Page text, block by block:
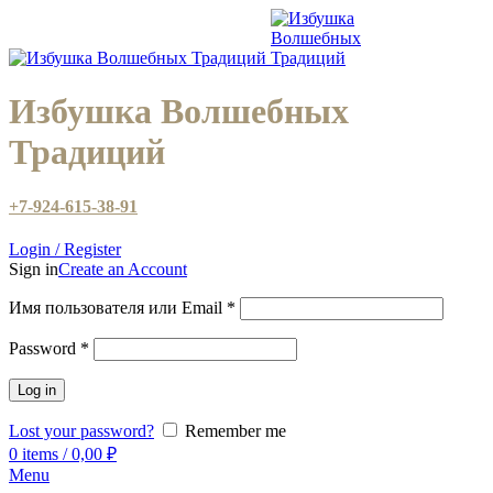
Избушка Волшебных
Традиций
+7-924-615-38-91
Login / Register
Sign inCreate an Account
Имя пользователя или Email *
Password *
Log in
Lost your password?
Remember me
0 items / 0,00 ₽
Menu